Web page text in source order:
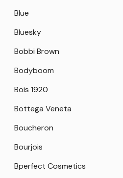
Blue
Bluesky
Bobbi Brown
Bodyboom
Bois 1920
Bottega Veneta
Boucheron
Bourjois
Bperfect Cosmetics